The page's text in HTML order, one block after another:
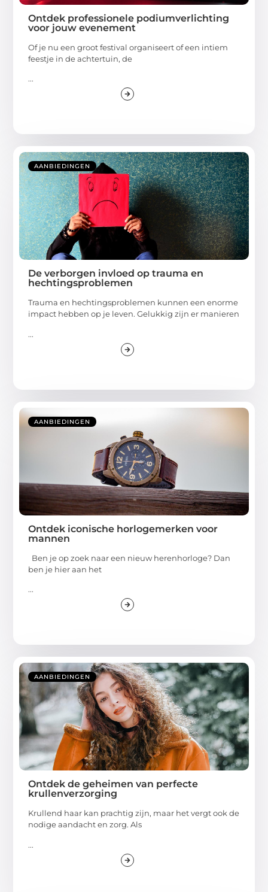
Ontdek professionele podiumverlichting
voor jouw evenement
Of je nu een groot festival organiseert of een intiem
feestje in de achtertuin, de
...
AANBIEDINGEN
De verborgen invloed op trauma en
hechtingsproblemen
Trauma en hechtingsproblemen kunnen een enorme
impact hebben op je leven. Gelukkig zijn er manieren
...
AANBIEDINGEN
Ontdek iconische horlogemerken voor
mannen
Ben je op zoek naar een nieuw herenhorloge? Dan
ben je hier aan het
...
AANBIEDINGEN
Ontdek de geheimen van perfecte
krullenverzorging
Krullend haar kan prachtig zijn, maar het vergt ook de
nodige aandacht en zorg. Als
...